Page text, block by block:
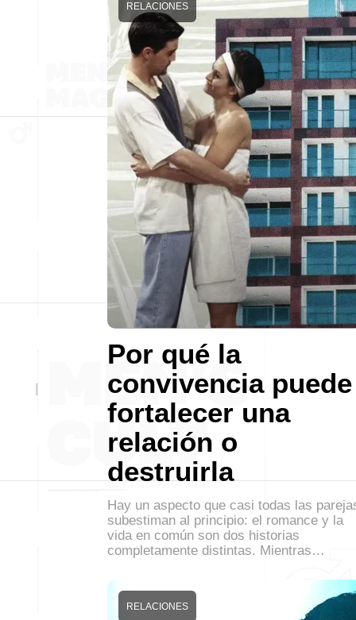
Por qué la
convivencia puede
fortalecer una
relación o
destruirla
RELACIONES
Hay un aspecto que casi todas las
subestiman al principio: el romance y la
vida en común son dos historias
completamente distintas. Mientras…
RELACIONES